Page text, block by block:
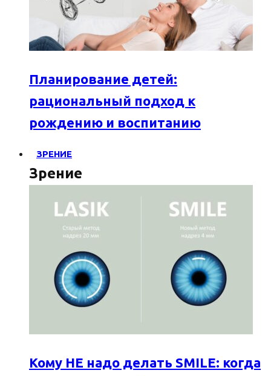
Планирование детей:
рациональный подход к
рождению и воспитанию
ЗРЕНИЕ
Зрение
Кому НЕ надо делать SMILE: когда